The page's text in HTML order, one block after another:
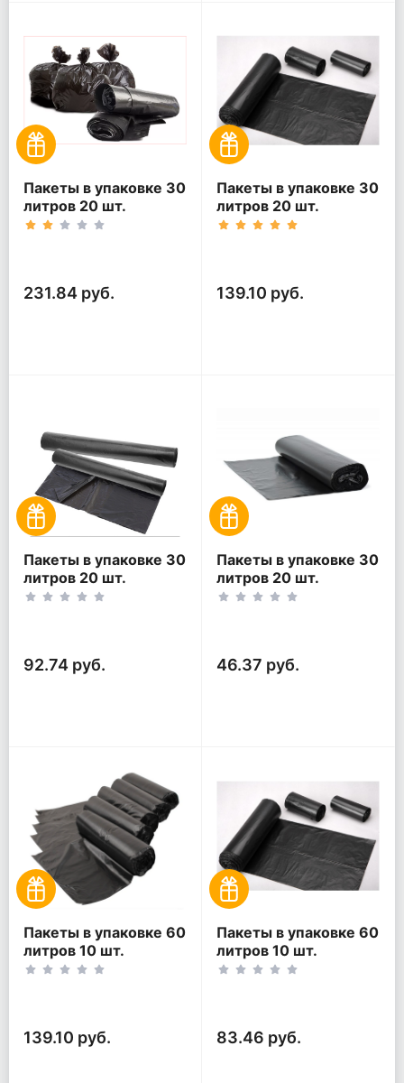
Пакеты в упаковке 30
литров 20 шт.
(20шт*5рул)
231.84 руб.
Пакеты в упаковке 30
литров 20 шт.
(20шт*3рул)
139.10 руб.
Пакеты в упаковке 30
литров 20 шт.
(20шт*2рул)
92.74 руб.
Пакеты в упаковке 30
литров 20 шт.
(20шт*1рул)
46.37 руб.
Пакеты в упаковке 60
литров 10 шт.
(10шт*5рул)
139.10 руб.
Пакеты в упаковке 60
литров 10 шт.
(10шт*3рул)
83.46 руб.